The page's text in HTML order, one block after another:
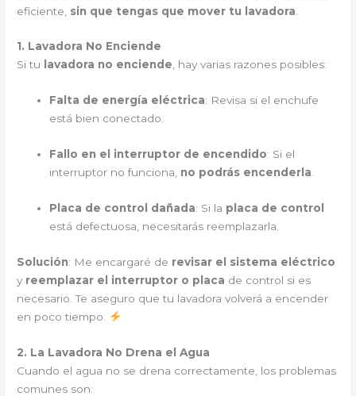
eficiente, sin que tengas que mover tu lavadora
1. Lavadora No Enciende
Si tu
lavadora no enciende, hay varias razones posibles:
Falta de energía eléctrica: Revisa si el enchufe
está bien conectado.
Fallo en el interruptor de encendido: Si el
interruptor no funciona, no podrás encenderla
Placa de control dañada: Si la placa de control
está defectuosa, necesitarás reemplazarla.
Solución: Me encargaré de revisar el sistema eléctrico
y reemplazar el interruptor o placa de control si es
necesario. Te aseguro que tu lavadora volverá a encender
en poco tiempo.
2. La Lavadora No Drena el Agua
Cuando el agua no se drena correctamente, los problemas
comunes son: